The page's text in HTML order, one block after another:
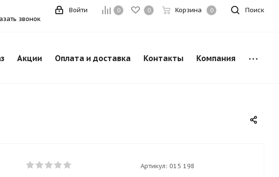
Поиск
0 0 Корзина 0
Войти
звонок
Акции Оплата и доставка Контакты Компания
Артикул: 015 198